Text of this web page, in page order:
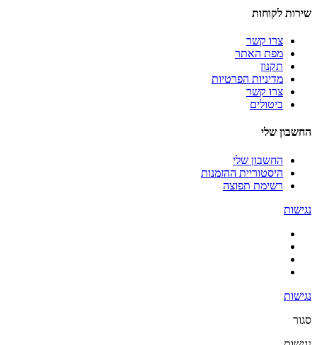
שירות לקוחות
צרו קשר
מפת האתר
תקנון
מדיניות הפרטיות
צרו קשר
ביטולים
החשבון שלי
החשבון שלי
היסטוריית ההזמנות
רשימת תפוצה
נגישות
נגישות
סגור